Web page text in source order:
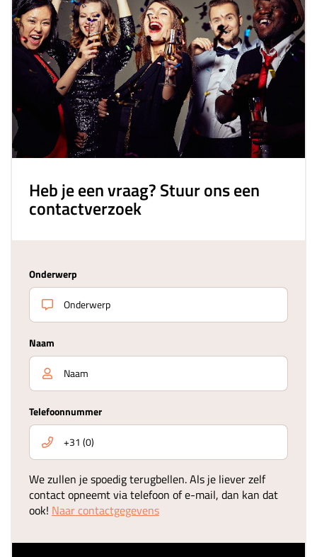
Heb je een vraag? Stuur ons een
contactverzoek
Onderwerp
Naam
Telefoonnummer
We zullen je spoedig terugbellen. Als je liever zelf
contact opneemt via telefoon of e-mail, dan kan dat
ook! Naar contactgegevens